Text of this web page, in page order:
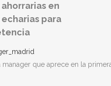
en
para
manager que aprece en la